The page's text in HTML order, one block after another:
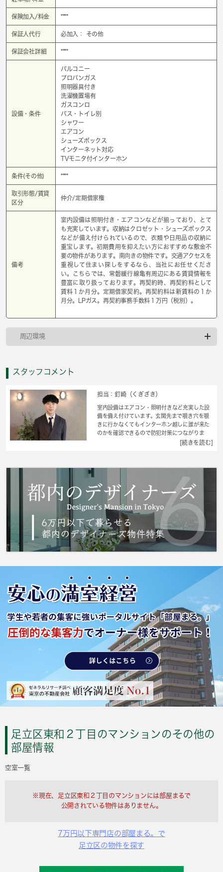
保険加入/料金 ****
保証人代行 必加入： その他
保証会社詳細 ****
設備・条件
バルコニー
プロパンガス
照明器具付き
洗濯機置場有
ガスコンロ
バス・トイレ別
シャワー
エアコン
シューズボックス
インターネット対応
TVモニタ付インターホン
条件(その他) ****
取引形態/賃貸
区分
仲介/定期借家権
備考
室内設備は照明付き・エアコンなどが揃っており、とて
も充実しています。収納はクロゼット・シューズボックス
などが備え付けられているので、衣類や日用品の収納に
重宝します。初期費用を抑えたい方におすすめな敷金不
要の物件があります。南向きの物件です。交通アクセスを
重視して住まい探しをするなら、当社にお任せくださ
い。こちらでは、常磐緩行線亀有周辺にある賃貸情報を
豊富に取り扱っております。再契約時、再契約料として
賃料１か月分。定期借家契約。再契約料は新賃料の１か
月分。LPガス。再契約事務手数料１万円（税別）。
周辺環境
スタッフコメント
担当：釘崎（くぎざき）
室内設備はエアコン・照明付きなど充実した設
備を備え付けています。玄関先まで覗き穴を覗
きに行かなくてもインターホン越しに誰が来た
のかを確認できるので防犯対策につながりま
す。収納はクロゼット・シューズボックスなど
要という魅力的なマンションです。住みやすい
心地もよいクッションフロアを設置していま
す。南向きの物件なので暖かい陽が差し込みま
す。お客様に素敵なお部屋をご提供いたしま
す。常磐緩行線亀有エリアでお部屋探しをする
のであれば、当社スタッフにお任せください。
[続きを読む]
足立区東和２丁目のマンションのその他の
部屋情報
空室一覧
※現在、足立区東和２丁目のマンションには部屋まるで
公開されている物件はありません。
7万円以下専門店の部屋まる。で
足立区の物件を探す